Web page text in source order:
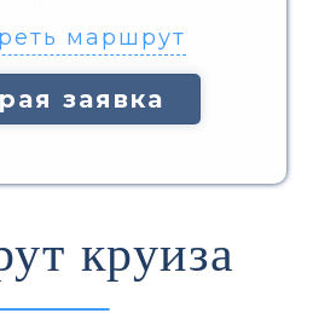
маршрут
заявка
круиза